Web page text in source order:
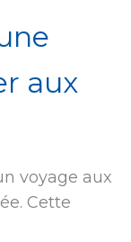
aux
voyage aux
Cette